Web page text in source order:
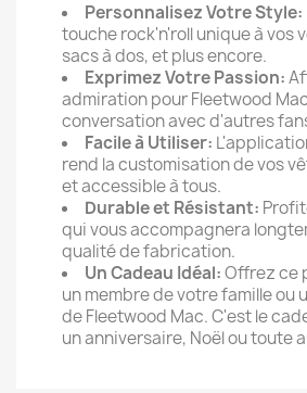
Personnalisez Votre Style:
touche rock'n'roll unique à vos
sacs à dos, et plus encore.
Exprimez Votre Passion:
admiration pour Fleetwood
conversation avec d'autres
Facile à Utiliser:
rend la customisation de vos
et accessible à tous.
Durable et Résistant:
qui vous accompagnera
qualité de fabrication.
Un Cadeau Idéal:Offrez ce
un membre de votre famille ou
de Fleetwood Mac. C'est le
un anniversaire, Noël ou toute